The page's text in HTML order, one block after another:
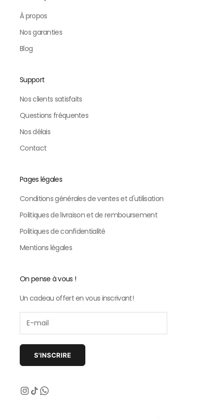
À propos
Nos garanties
Blog
Support
Nos clients satisfaits
Questions fréquentes
Nos délais
Contact
Pages légales
Conditions générales de ventes et d'utilisation
Politiques de livraison et de remboursement
Politiques de confidentialité
Mentions légales
On pense à vous !
Un cadeau offert en vous inscrivant!
S'INSCRIRE